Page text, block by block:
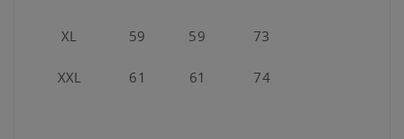
XL 59 59 73
XXL 61 61 74